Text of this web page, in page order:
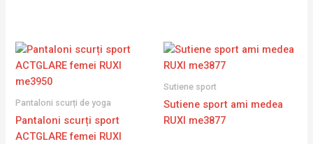
Pantaloni scurți de yoga
Pantaloni scurți sport
ACTGLARE femei RUXI
Sutiene sport
Sutiene sport ami medea
RUXI me3877